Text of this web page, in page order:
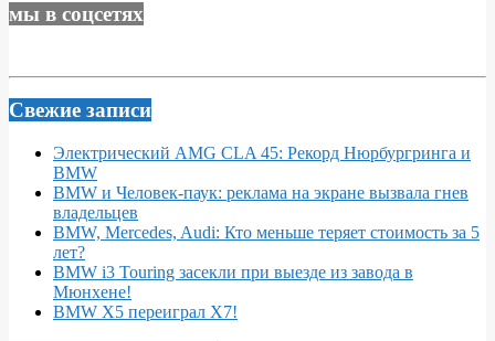
мы в соцсетях
Свежие записи
Электрический AMG CLA 45: Рекорд Нюрбургринга и
BMW
BMW и Человек-паук: реклама на экране вызвала гнев
владельцев
BMW, Mercedes, Audi: Кто меньше теряет стоимость за 5
лет?
BMW i3 Touring засекли при выезде из завода в
Мюнхене!
BMW X5 переиграл X7!